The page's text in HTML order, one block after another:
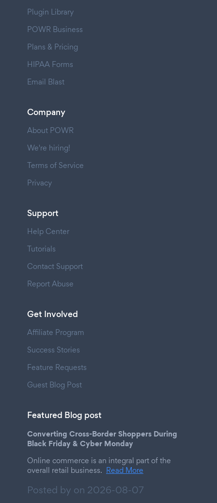
Plugin Library
POWR Business
Plans & Pricing
HIPAA Forms
Email Blast
Company
About POWR
We're hiring!
Terms of Service
Privacy
Support
Help Center
Tutorials
Contact Support
Report Abuse
Get Involved
Affiliate Program
Success Stories
Feature Requests
Guest Blog Post
Featured Blog post
Converting Cross-Border Shoppers During
Black Friday & Cyber Monday
Online commerce is an integral part of the
overall retail business. Read More
Posted by on 2026-08-07